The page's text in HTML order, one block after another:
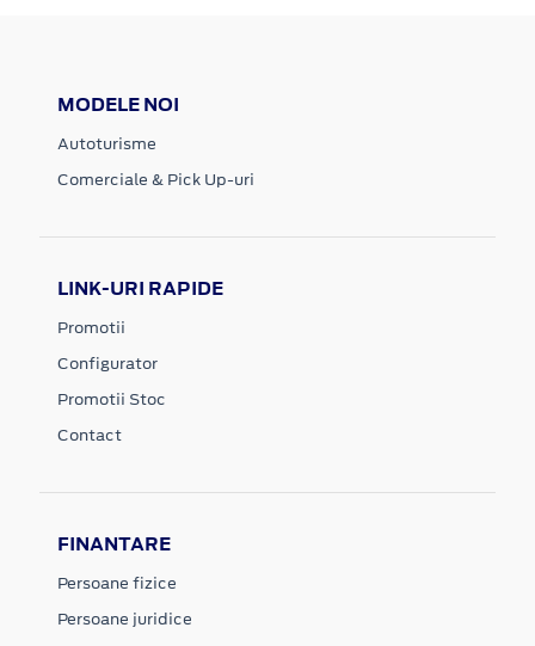
MODELE NOI
Autoturisme
Comerciale & Pick Up-uri
LINK-URI RAPIDE
Promotii
Configurator
Promotii Stoc
Contact
FINANTARE
Persoane fizice
Persoane juridice